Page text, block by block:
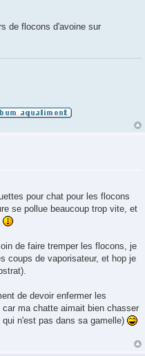
de flocons d'avoine sur
pour chat pour les flocons
se pollue beaucoup trop vite, et
de faire tremper les flocons, je
coups de vaporisateur, et hop je
de devoir enfermer les
ma chatte aimait bien chasser
n'est pas dans sa gamelle)